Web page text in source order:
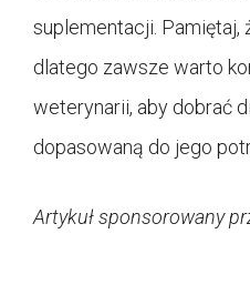
suplementacji. Pamiętaj,
dlatego zawsze warto
weterynarii, aby dobrać
dopasowaną do jego
Artykuł sponsorowany